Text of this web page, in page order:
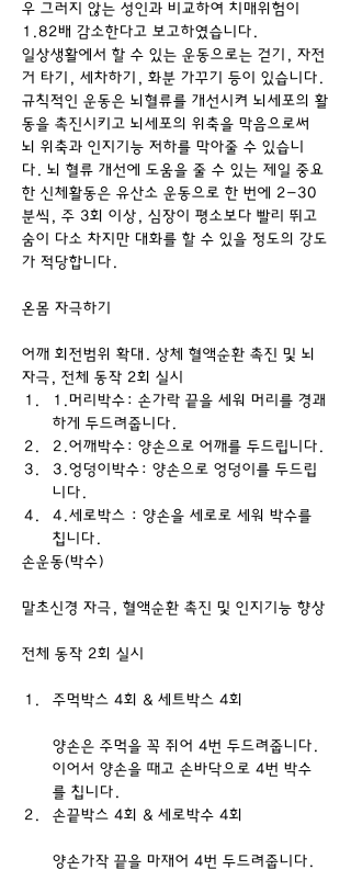
우 그러지 않는 성인과 비교하여 치매위험이
1.82배 감소한다고 보고하였습니다.
일상생활에서 할 수 있는 운동으로는 걷기, 자전
거 타기, 세차하기, 화분 가꾸기 등이 있습니다.
규칙적인 운동은 뇌혈류를 개선시켜 뇌세포의 활
동을 촉진시키고 뇌세포의 위축을 막음으로써
뇌 위축과 인지기능 저하를 막아줄 수 있습니
다. 뇌 혈류 개선에 도움을 줄 수 있는 제일 중요
한 신체활동은 유산소 운동으로 한 번에 2-30
분씩, 주 3회 이상, 심장이 평소보다 빨리 뛰고
숨이 다소 차지만 대화를 할 수 있을 정도의 강도
가 적당합니다.
온몸 자극하기
어깨 회전범위 확대. 상체 혈액순환 촉진 및 뇌
자극, 전체 동작 2회 실시
1.머리박수: 손가락 끝을 세워 머리를 경괘
하게 두드려줍니다.
2.어깨박수: 양손으로 어깨를 두드립니다.
3.엉덩이박수: 양손으로 엉덩이를 두드립
니다.
4.세로박스 : 양손을 세로로 세워 박수를
칩니다.
손운동(박수)
말초신경 자극, 혈액순환 촉진 및 인지기능 향상
전체 동작 2회 실시
주먹박스 4회 & 세트박스 4회
양손은 주먹을 꼭 쥐어 4번 두드려줍니다.
이어서 양손을 때고 손바닥으로 4번 박수
를 칩니다.
손끝박스 4회 & 세로박수 4회
양손가작 끝을 마재어 4번 두드려줍니다.